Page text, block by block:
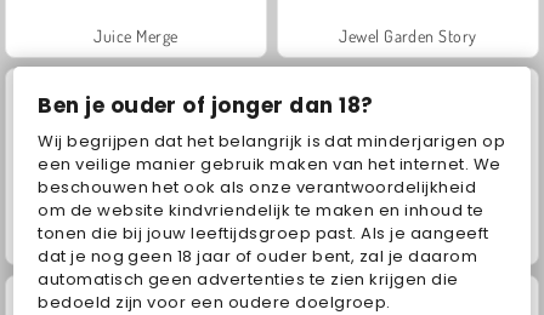
Ben je ouder of jonger dan 18?
Wij begrijpen dat het belangrijk is dat minderjarigen op
een veilige manier gebruik maken van het internet. We
beschouwen het ook als onze verantwoordelijkheid
om de website kindvriendelijk te maken en inhoud te
tonen die bij jouw leeftijdsgroep past. Als je aangeeft
dat je nog geen 18 jaar of ouder bent, zal je daarom
automatisch geen advertenties te zien krijgen die
bedoeld zijn voor een oudere doelgroep.
Juice Merge Jewel Garden Story
Masha and the Bear: Meadows Grand Mahjong Connect